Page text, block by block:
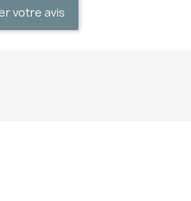
votre avis